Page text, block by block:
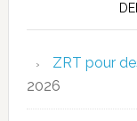
ZRT pour
2026